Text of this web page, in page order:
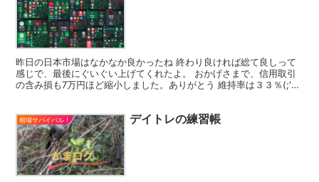
昨日の日本市場はなかなか良かったね 終わり良ければ総て良しって
感じで、最後にぐいぐい上げてくれたよ。 おかげさまで、信用取引
の含み損も7万円ほど縮小しました。ありがとう 維持率は３３％(;'∀')
相場サバイバル！ デイトレの練習帳